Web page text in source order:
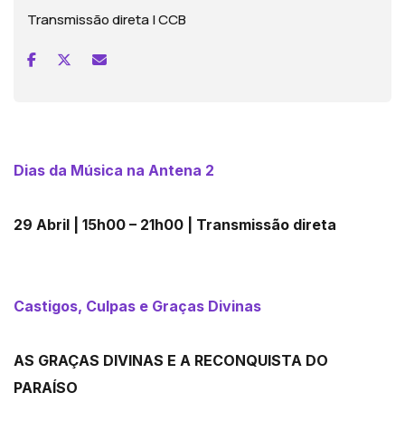
Transmissão direta | CCB
Dias da Música na Antena 2
29 Abril | 15h00 – 21h00 | Transmissão direta
Castigos, Culpas e Graças Divinas
AS GRAÇAS DIVINAS E A RECONQUISTA DO
PARAÍSO